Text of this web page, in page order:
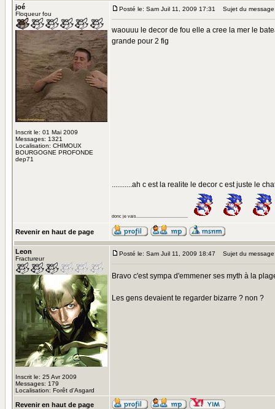
joé
Floqueur fou
Inscrit le: 01 Mai 2009
Messages: 1321
Localisation: CHIMOUX
BOURGOGNE PROFONDE
dep71
Posté le: Sam Juil 11, 2009 17:31 Sujet du
waouuu le decor de fou elle a cree la mer le
grande pour 2 fig
...........ah c est la realite le decor c est juste le
donc je vais..........................................
Revenir en haut de page
Leon
Fractureur
Inscrit le: 25 Avr 2009
Messages: 179
Localisation: Forêt d'Asgard
Posté le: Sam Juil 11, 2009 18:47 Sujet du
Bravo c'est sympa d'emmener ses myth à la
Les gens devaient te regarder bizarre ? non ?
Revenir en haut de page